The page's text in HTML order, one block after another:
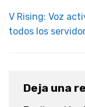
V Rising: Voz
todos los
Deja una